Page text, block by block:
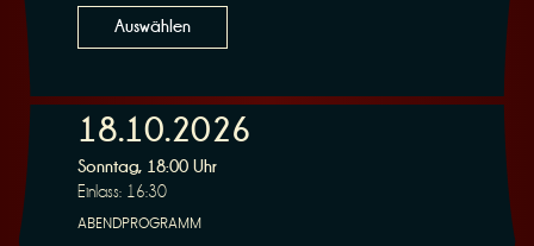
Auswählen
18.10.2026
Sonntag, 18:00 Uhr
Einlass: 16:30
ABENDPROGRAMM